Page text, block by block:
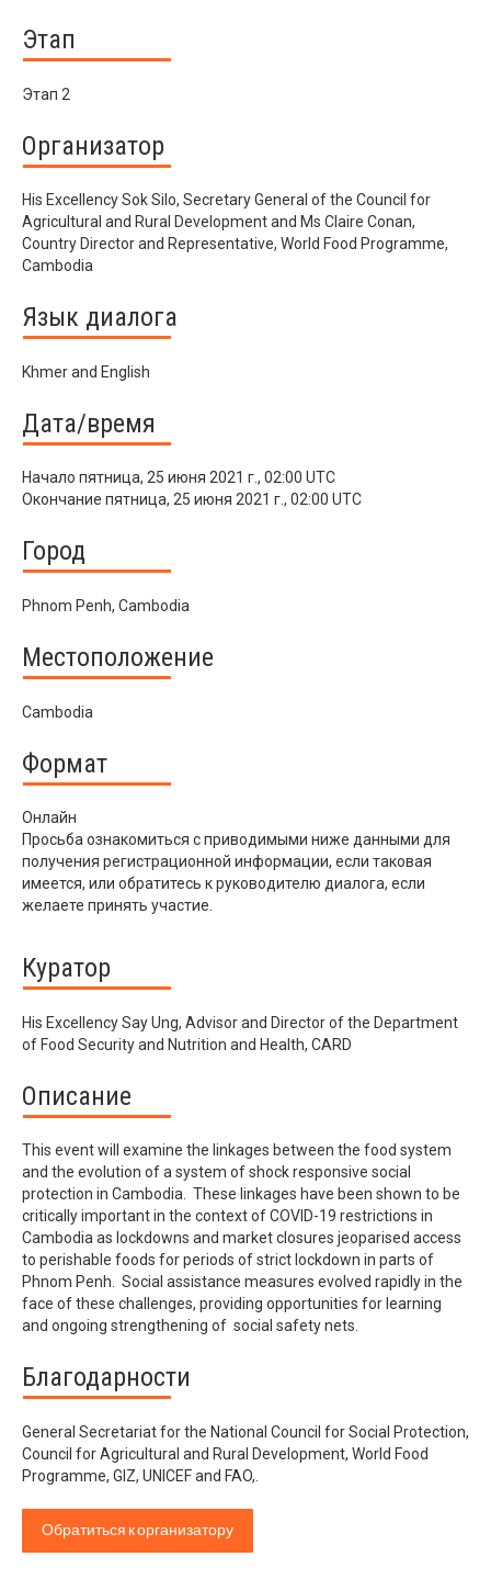
Этап
Этап 2
Организатор
His Excellency Sok Silo, Secretary General of the Council for
Agricultural and Rural Development and Ms Claire Conan,
Country Director and Representative, World Food Programme,
Cambodia
Язык диалога
Khmer and English
Дата/время
Начало пятница, 25 июня 2021 г., 02:00 UTC
Окончание пятница, 25 июня 2021 г., 02:00 UTC
Город
Phnom Penh, Cambodia
Местоположение
Cambodia
Формат
Онлайн
Просьба ознакомиться с приводимыми ниже данными для
получения регистрационной информации, если таковая
имеется, или обратитесь к руководителю диалога, если
желаете принять участие.
Куратор
His Excellency Say Ung, Advisor and Director of the Department
of Food Security and Nutrition and Health, CARD
Описание
This event will examine the linkages between the food system
and the evolution of a system of shock responsive social
protection in Cambodia. These linkages have been shown to be
critically important in the context of COVID-19 restrictions in
Cambodia as lockdowns and market closures jeoparised access
to perishable foods for periods of strict lockdown in parts of
Phnom Penh. Social assistance measures evolved rapidly in the
face of these challenges, providing opportunities for learning
and ongoing strengthening of social safety nets.
Благодарности
General Secretariat for the National Council for Social Protection,
Council for Agricultural and Rural Development, World Food
Programme, GIZ, UNICEF and FAO,.
Обратиться к организатору